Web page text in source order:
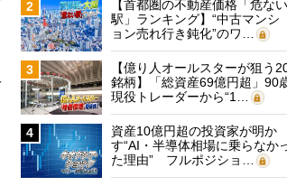
2
【首都圏の不動産価格「危ない
駅」ランキング】“中古マンシ
ョン売れ行き鈍化”のワ…
3
【億り人オールスターが狙う
銘柄】「総資産69億円超」90
現役トレーダーから“1…
4
資産10億円超の投資家が明か
す“AI・半導体相場に乗らなか
た理由” フルポジショ…